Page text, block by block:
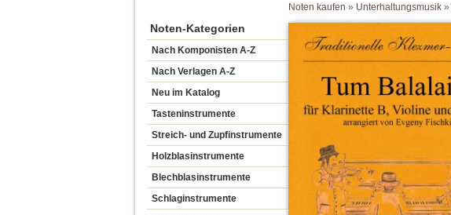
Noten-Kategorien
Nach Komponisten A-Z
Nach Verlagen A-Z
Neu im Katalog
Tasteninstrumente
Streich- und Zupfinstrumente
Holzblasinstrumente
Blechblasinstrumente
Schlaginstrumente
Noten kaufen » Unterhaltungsmusik »